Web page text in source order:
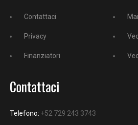
Contattaci
Privacy
Finanziatori
Contattaci
Telefono: +52 729 243 3743